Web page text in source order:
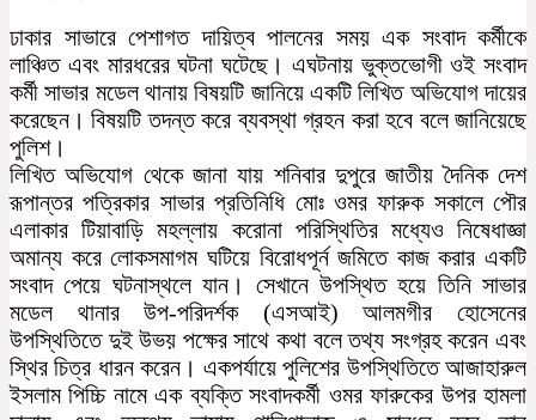
ঢাকার সাভারে পেশাগত দায়িত্ব পালনের সময় এক সংবাদ কর্মীকে
লাঞ্চিত এবং মারধরের ঘটনা ঘটেছে। এঘটনায় ভুক্তভোগী ওই সংবাদ
কর্মী সাভার মডেল থানায় বিষয়টি জানিয়ে একটি লিখিত অভিযোগ দায়ের
করেছেন। বিষয়টি তদন্ত করে ব্যবস্থা গ্রহন করা হবে বলে জানিয়েছে
পুলিশ।
লিখিত অভিযোগ থেকে জানা যায় শনিবার দুপুরে জাতীয় দৈনিক দেশ
রূপান্তর পত্রিকার সাভার প্রতিনিধি মোঃ ওমর ফারুক সকালে পৌর
এলাকার টিয়াবাড়ি মহল্লায় করোনা পরিস্থিতির মধ্যেও নিষেধাজ্ঞা
অমান্য করে লোকসমাগম ঘটিয়ে বিরোধপূর্ন জমিতে কাজ করার একটি
সংবাদ পেয়ে ঘটনাস্থলে যান। সেখানে উপস্থিত হয়ে তিনি সাভার
মডেল থানার উপ-পরিদর্শক (এসআই) আলমগীর হোসেনের
উপস্থিতিতে দুই উভয় পক্ষের সাথে কথা বলে তথ্য সংগ্রহ করেন এবং
স্থির চিত্র ধারন করেন। একপর্যায়ে পুলিশের উপস্থিতিতে আজাহারুল
ইসলাম পিচ্চি নামে এক ব্যক্তি সংবাদকর্মী ওমর ফারুকের উপর হামলা